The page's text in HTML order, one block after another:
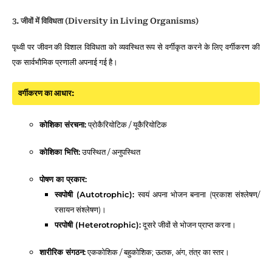
3. जीवों में विविधता (Diversity in Living Organisms)
पृथ्वी पर जीवन की विशाल विविधता को व्यवस्थित रूप से वर्गीकृत करने के लिए वर्गीकरण की
एक सार्वभौमिक प्रणाली अपनाई गई है।
वर्गीकरण का आधार:
कोशिका संरचना:प्रोकैरियोटिक / यूकैरियोटिक
कोशिका भित्ति:उपस्थित / अनुपस्थित
पोषण का प्रकार:
स्वपोषी (Autotrophic): स्वयं अपना भोजन बनाना (प्रकाश संश्लेषण/
रसायन संश्लेषण)।
परपोषी (Heterotrophic):दूसरे जीवों से भोजन प्राप्त करना।
शारीरिक संगठन:एककोशिक / बहुकोशिक; ऊतक, अंग, तंत्र का स्तर।